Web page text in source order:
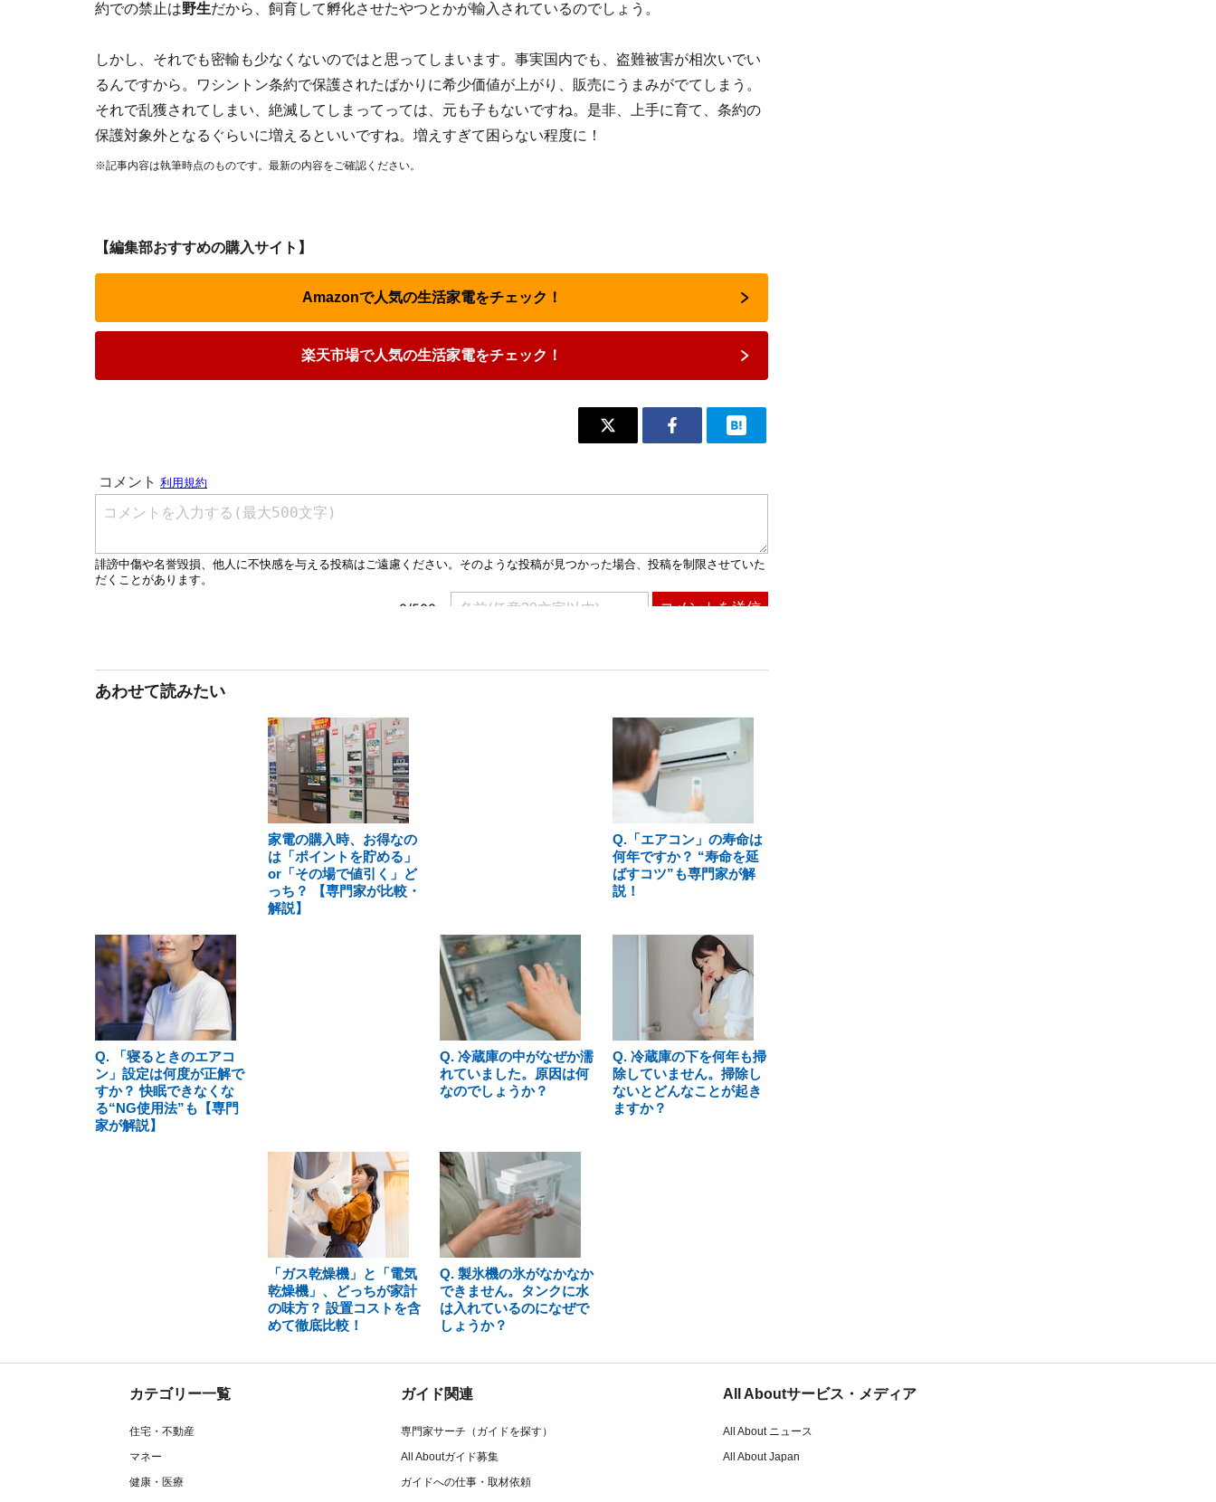
約での禁止は野生だから、飼育して孵化させたやつとかが輸入されているのでしょう。
しかし、それでも密輸も少なくないのではと思ってしまいます。事実国内でも、盗難被害が相次いでい
るんですから。ワシントン条約で保護されたばかりに希少価値が上がり、販売にうまみがでてしまう。
それで乱獲されてしまい、絶滅してしまってっては、元も子もないですね。是非、上手に育て、条約の
保護対象外となるぐらいに増えるといいですね。増えすぎて困らない程度に！
※記事内容は執筆時点のものです。最新の内容をご確認ください。
【編集部おすすめの購入サイト】
Amazonで人気の生活家電をチェック！
楽天市場で人気の生活家電をチェック！
あわせて読みたい
家電の購入時、お得なの
は「ポイントを貯める」
or「その場で値引く」ど
っち？ 【専門家が比較・
解説】
Q.「エアコン」の寿命は
何年ですか？ “寿命を延
ばすコツ”も専門家が解
説！
Q. 「寝るときのエアコ
ン」設定は何度が正解で
すか？ 快眠できなくな
る“NG使用法”も【専門
家が解説】
Q. 冷蔵庫の中がなぜか濡
れていました。原因は何
なのでしょうか？
Q. 冷蔵庫の下を何年も掃
除していません。掃除し
ないとどんなことが起き
ますか？
「ガス乾燥機」と「電気
乾燥機」、どっちが家計
の味方？ 設置コストを含
めて徹底比較！
Q. 製氷機の氷がなかなか
できません。タンクに水
は入れているのになぜで
しょうか？
カテゴリー一覧
住宅・不動産
マネー
健康・医療
ガイド関連
専門家サーチ（ガイドを探す）
All Aboutガイド募集
ガイドへの仕事・取材依頼
All Aboutサービス・メディア
All About ニュース
All About Japan